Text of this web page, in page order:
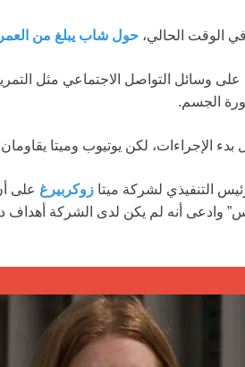
الوقت الحالي، حول شاب يبلغ من العمر 20 عامًا معروف باسم KGM
على وسائل التواصل الاجتماعي مثل
الجسم.
الإجراءات، لكن يوتيوب وميتا
التنفيذي لشركة ميتا زوكربيرغ على
وادعى أنه لم يكن لدى الشركة